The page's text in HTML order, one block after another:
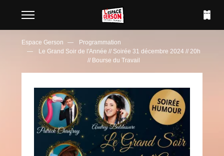
Espace Gerson
Programmation
Le Grand Soir de l'Année // Soirée 31 décembre 2024 // 20h
// Bourse du Travail